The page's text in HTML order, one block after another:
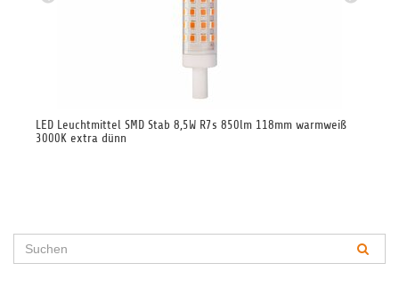
LED Leuchtmittel SMD Stab 8,5W R7s 850lm 118mm warmweiß
3000K extra dünn